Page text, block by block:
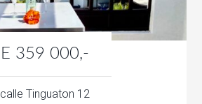
E 359 000,-
calle Tinguaton 12